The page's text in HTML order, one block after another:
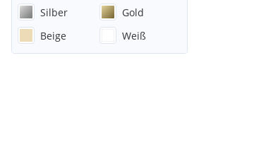
Silber
Gold
Beige
Weiß